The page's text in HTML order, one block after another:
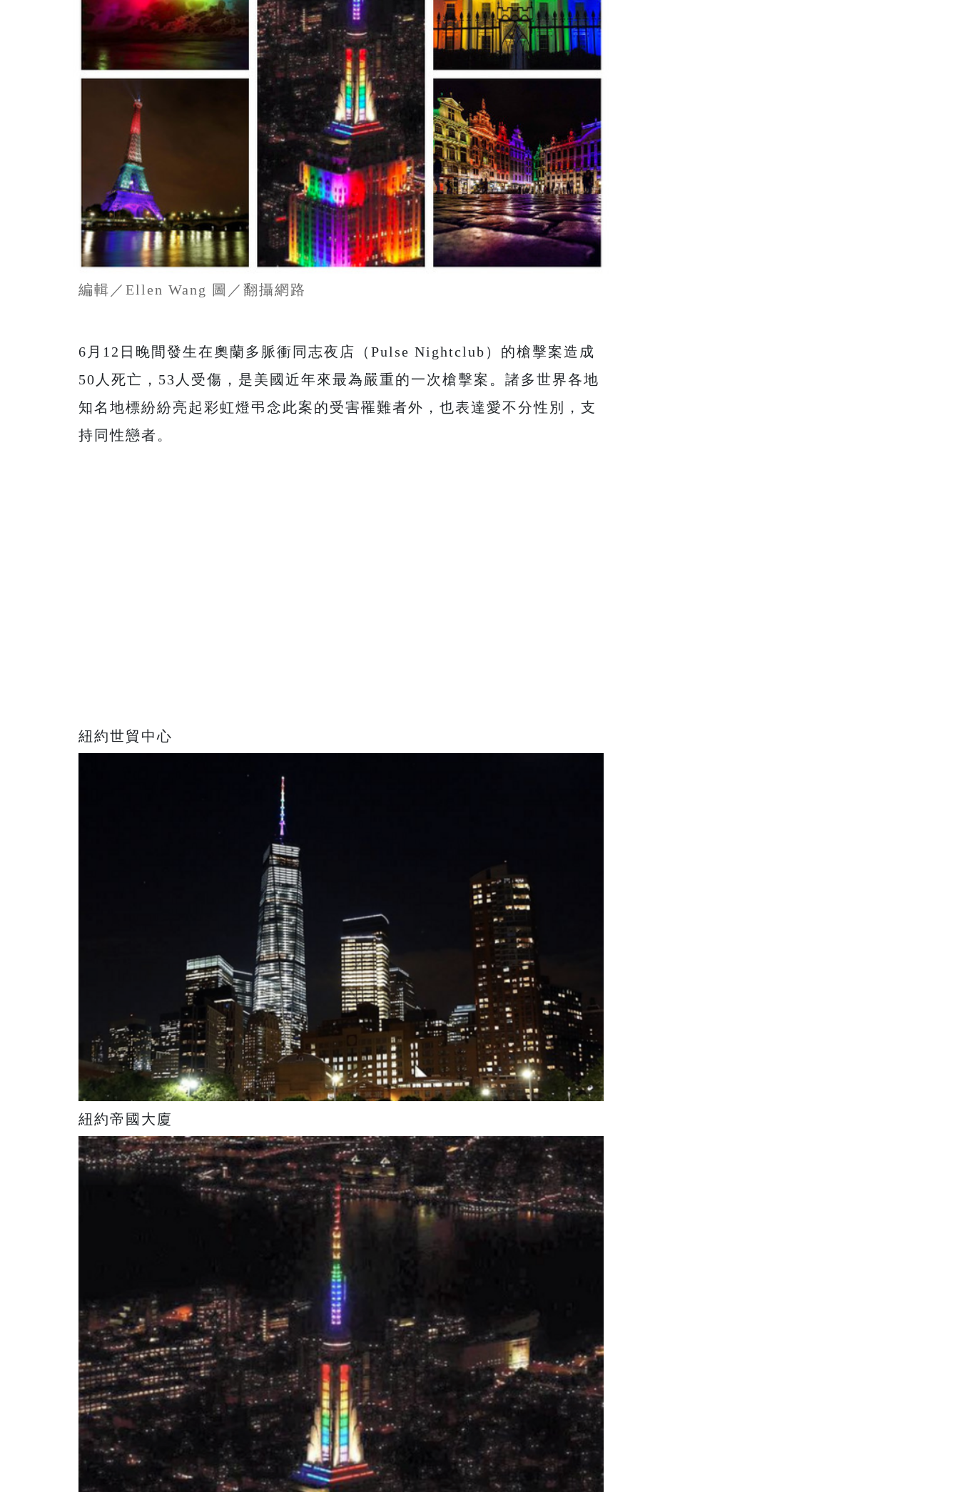
編輯／Ellen Wang 圖／翻攝網路
6月12日晚間發生在奧蘭多脈衝同志夜店（Pulse Nightclub）的槍擊案造成
50人死亡，53人受傷，是美國近年來最為嚴重的一次槍擊案。諸多世界各地
知名地標紛紛亮起彩虹燈弔念此案的受害罹難者外，也表達愛不分性別，支
持同性戀者。
紐約世貿中心
紐約帝國大廈